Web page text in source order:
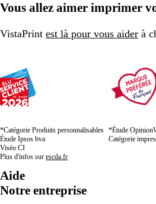
Vous allez aimer imprimer
VistaPrint est là pour vous aider à
*Catégorie Produits personnalisables
Étude Ipsos bva
Viséo CI
Plus d'infos sur escda.fr
*Étude
Catégorie
Aide
Notre entreprise